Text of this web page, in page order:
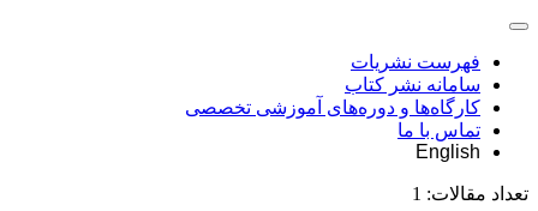
فهرست نشریات
سامانه نشر کتاب
کارگاه‌ها و دوره‌های آموزشی تخصصی
تماس با ما
English
تعداد مقالات: 1